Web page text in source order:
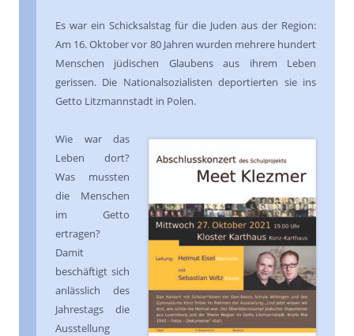
Es war ein Schicksalstag für die Juden aus der Region:
Am 16. Oktober vor 80 Jahren wurden mehrere hundert
Menschen jüdischen Glaubens aus ihrem Leben
gerissen. Die Nationalsozialisten deportierten sie ins
Getto Litzmannstadt in Polen.
Wie war das
Leben dort?
Was mussten
die Menschen
im Getto
ertragen?
Damit
beschäftigt sich
anlässlich des
Jahrestags die
Ausstellung